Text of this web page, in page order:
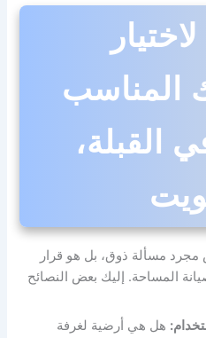
المناسب
القبلة،
مجرد مسألة ذوق، بل هو قرار
المساحة. إليك بعض النصائح
هل هي أرضية لغرفة